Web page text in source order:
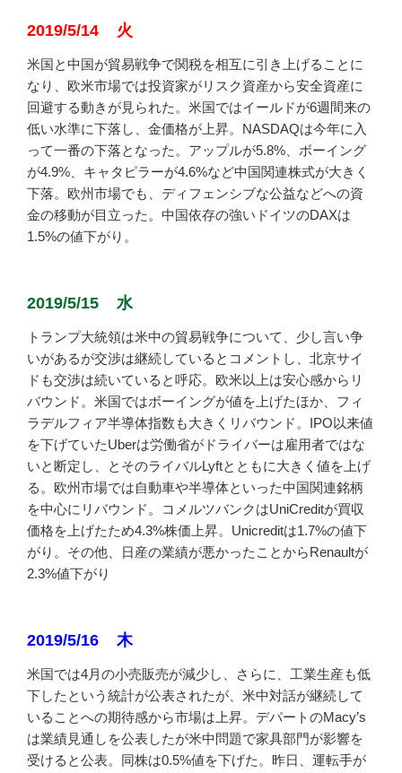
2019/5/14 火
米国と中国が貿易戦争で関税を相互に引き上げることに
なり、欧米市場では投資家がリスク資産から安全資産に
回避する動きが見られた。米国ではイールドが6週間来の
低い水準に下落し、金価格が上昇。NASDAQは今年に入
って一番の下落となった。アップルが5.8%、ボーイング
が4.9%、キャタピラーが4.6%など中国関連株式が大きく
下落。欧州市場でも、ディフェンシブな公益などへの資
金の移動が目立った。中国依存の強いドイツのDAXは
1.5%の値下がり。
2019/5/15 水
トランプ大統領は米中の貿易戦争について、少し言い争
いがあるが交渉は継続しているとコメントし、北京サイ
ドも交渉は続いていると呼応。欧米以上は安心感からリ
バウンド。米国ではボーイングが値を上げたほか、フィ
ラデルフィア半導体指数も大きくリバウンド。IPO以来値
を下げていたUberは労働省がドライバーは雇用者ではな
いと断定し、とそのライバルLyftとともに大きく値を上げ
る。欧州市場では自動車や半導体といった中国関連銘柄
を中心にリバウンド。コメルツバンクはUniCreditが買収
価格を上げたため4.3%株価上昇。Unicreditは1.7%の値下
がり。その他、日産の業績が悪かったことからRenaultが
2.3%値下がり
2019/5/16 木
米国では4月の小売販売が減少し、さらに、工業生産も低
下したという統計が公表されたが、米中対話が継続して
いることへの期待感から市場は上昇。デパートのMacy’s
は業績見通しを公表したが米中問題で家具部門が影響を
受けると公表。同株は0.5%値を下げた。昨日、運転手が